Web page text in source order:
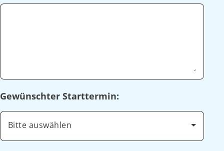
Gewünschter Starttermin:
Bitte auswählen